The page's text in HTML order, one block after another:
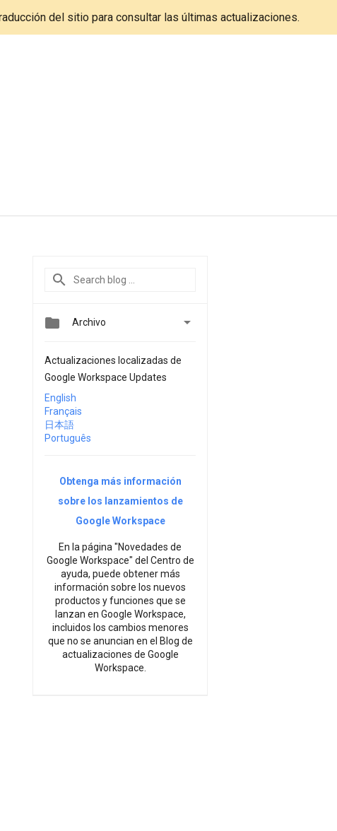
del sitio para consultar las últimas actualizaciones.
 Archivo 
Actualizaciones localizadas de
Google Workspace Updates
English
Français
日本語
Português
Obtenga más información
sobre los lanzamientos de
Google Workspace
En la página "Novedades de
Google Workspace" del Centro de
ayuda, puede obtener más
información sobre los nuevos
productos y funciones que se
lanzan en Google Workspace,
incluidos los cambios menores
que no se anuncian en el Blog de
actualizaciones de Google
Workspace.